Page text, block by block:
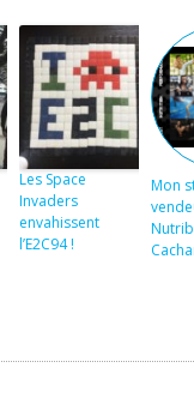
Les Space
Invaders
envahissent
l’E2C94 !
Mon